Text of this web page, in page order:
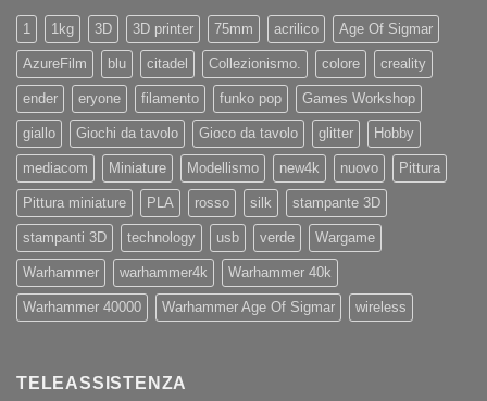
1 1kg 3D 3D printer 75mm acrilico Age Of Sigmar
AzureFilm blu citadel Collezionismo. colore creality
ender eryone filamento funko pop Games Workshop
giallo Giochi da tavolo Gioco da tavolo glitter Hobby
mediacom Miniature Modellismo new4k nuovo Pittura
Pittura miniature PLA rosso silk stampante 3D
stampanti 3D technology usb verde Wargame
Warhammer warhammer4k Warhammer 40k
Warhammer 40000 Warhammer Age Of Sigmar wireless
TELEASSISTENZA